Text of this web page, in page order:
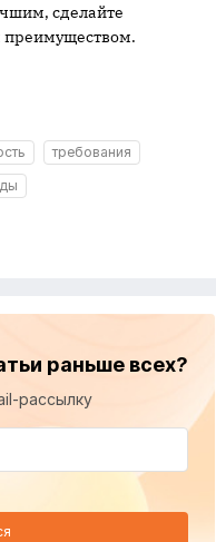
сделайте
преимуществом.
требования
раньше всех?
рассылку